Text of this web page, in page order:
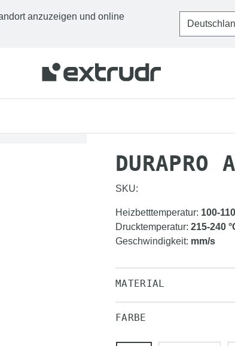
anzuzeigen und online
DURAPRO
SKU:
Heizbetttemperatur: 100-110
Drucktemperatur: 215-240
Geschwindigkeit: mm/s
MATERIAL
FARBE